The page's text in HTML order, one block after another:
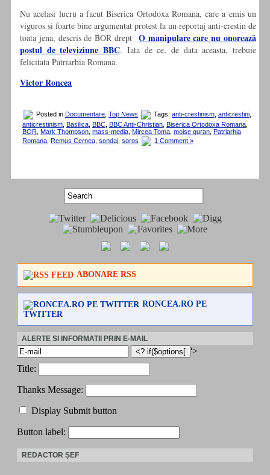
Nu acelasi lucru a facut Biserica Ortodoxa Romana, care a emis un
viguros si foarte bine argumentat protest la un reportaj anti-crestin de
toata jena, descris de BOR drept O manipulare care nu onorează
postul de televiziune BBC. Iata de ce, de data aceasta, trebuie
felicitata Patriarhia Romana.
Victor Roncea
Posted in Documentare Top News Tags: anti-crestinism anticrestini
anticrestinism
Basilica BBC BBC Anti-Christian Biserica Ortodoxa Romana
BOR Mark Thompson mass-media Mircea Toma moise guran
Patriarhia
Romana Remus Cernea sondaj soros 1 Comment »
ABONARE RSS
RONCEA.RO PE
TWITTER
ALERTE SI INFORMATII PRIN E-MAIL
'>
Title:
Thanks Message:
Display Submit button
Button label:
REDACTOR ȘEF